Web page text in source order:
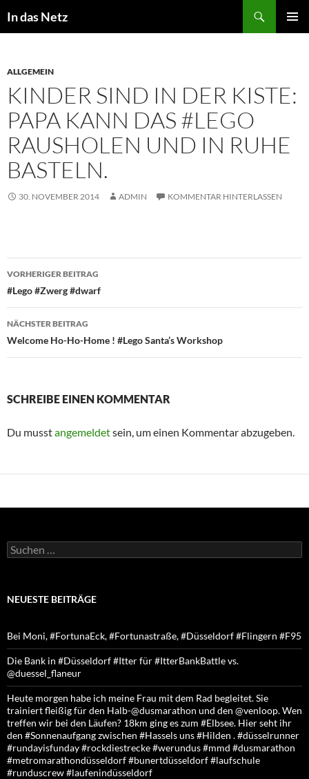
Inhalt
In das Netz
ALLGEMEIN
KINDER SIND IN DER KISTE:
PAPA KANN DAS #LEGO
RAUSHOLEN UND IN RUHE
BASTELN.
30. NOVEMBER 2014 ADMIN KOMMENTAR HINTERLASSEN
Beitragsnavigation
VORHERIGER BEITRAG
#Lego #Zwerg #dwarf
NÄCHSTER BEITRAG
Welcome Ho-Ho-Home ! #Lego Santa’s Workshop
SCHREIBE EINEN KOMMENTAR
Du musstangemeldetsein, um einen Kommentar abzugeben.
Suchen
nach:
NEUESTE BEITRÄGE
Bei Moni, #FortunaEck, #Fortunastraße, #Düsseldorf #Flingern #F95
Die Bank in #Düsseldorf #Itter für #ItterBankBattle vs.
@duessel_flaneur
Heute morgen habe ich meine Frau mit dem Rad begleitet. Sie
trainiert fleißig für den Halb-@dusmarathon und den @venloop. Wen
treffen wir bei den Läufen? 18km ging es zum #Elbsee. Hier seht ihr
den #Sonnenaufgang zwischen #Hassels uns #Hilden . #düsselrunner
#rundayisfunday #rockdiestrecke #werundus #mmd #dusmarathon
#metromarathondüsseldorf #bunertdüsseldorf #laufschule
#runduscrew #laufenindüsseldorf